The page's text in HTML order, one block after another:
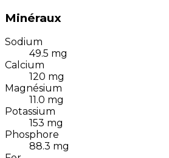
Minéraux
Sodium
49.5 mg
Calcium
120 mg
Magnésium
11.0 mg
Potassium
153 mg
Phosphore
88.3 mg